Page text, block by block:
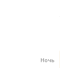
Ночь